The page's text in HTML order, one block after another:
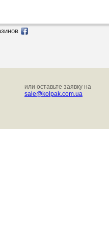
или оставьте заявку на
sale@kolpak.com.ua